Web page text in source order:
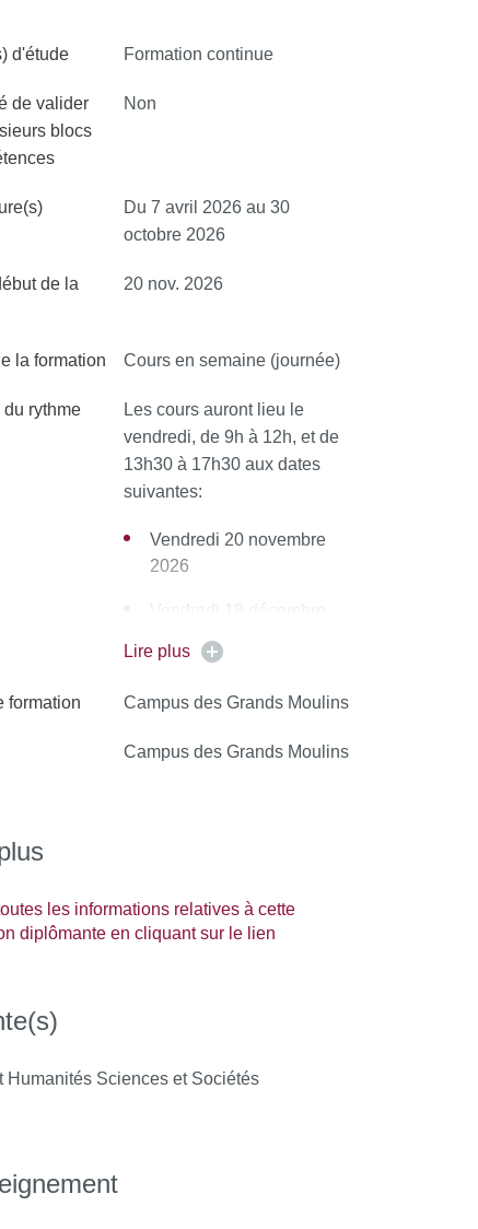
d'étude Formation continue
de valider
blocs
Non
Du 7 avril 2026 au 30
octobre 2026
de la
20 nov. 2026
la formation Cours en semaine (journée)
rythme
Les cours auront lieu le
vendredi, de 9h à 12h, et de
13h30 à 17h30 aux dates
suivantes:
Vendredi 20 novembre
2026
Vendredi 18 décembre
Lire plus
formation Campus des Grands Moulins
Campus des Grands Moulins
les informations relatives à cette
diplômante en cliquant sur le lien
Humanités Sciences et Sociétés